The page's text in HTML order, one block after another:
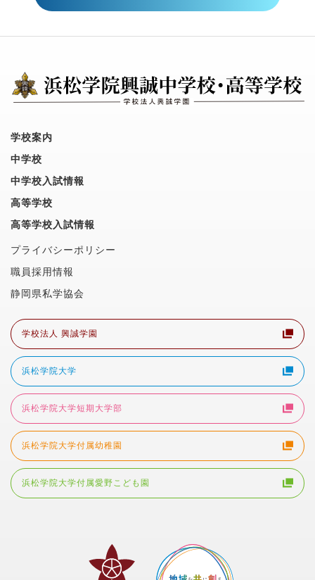
学校案内
中学校
中学校入試情報
高等学校
高等学校入試情報
プライバシーポリシー
職員採用情報
静岡県私学協会
学校法人 興誠学園
浜松学院大学
浜松学院大学短期大学部
浜松学院大学付属幼稚園
浜松学院大学付属愛野こども園